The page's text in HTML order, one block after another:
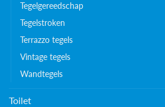
Tegelgereedschap
Tegelstroken
Terrazzo tegels
Vintage tegels
Wandtegels
Toilet